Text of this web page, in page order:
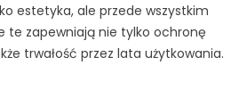
estetyka, ale przede wszystkim
te zapewniają nie tylko ochronę
trwałość przez lata użytkowania.